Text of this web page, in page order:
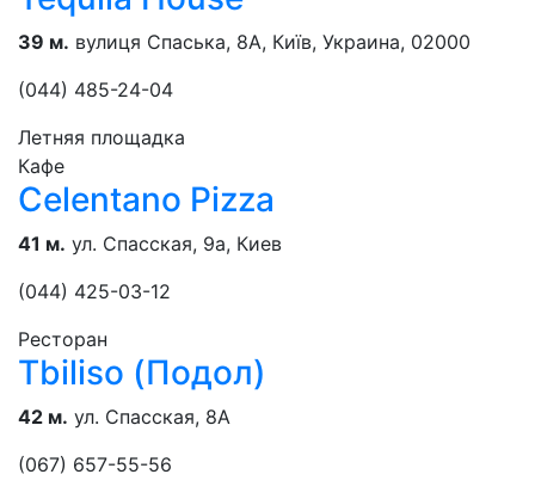
39 м. вулиця Спаська, 8А, Київ, Украина, 02000
(044) 485-24-04
Летняя площадка
Кафе
Celentano Pizza
41 м. ул. Спасская, 9а, Киев
(044) 425-03-12
Ресторан
Tbiliso (Подол)
42 м. ул. Спасская, 8А
(067) 657-55-56